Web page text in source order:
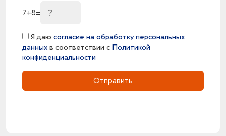
7+8=
Я даю согласие на обработку персональных
данных в соответствии с Политикой
конфиденциальности
Отправить